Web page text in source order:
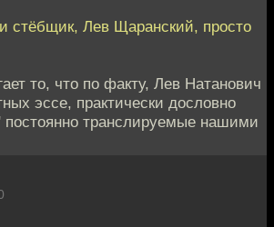
стёбщик, Лев Щаранский, просто
то, что по факту, Лев Натанович
эссе, практически дословно
постоянно транслируемые нашими